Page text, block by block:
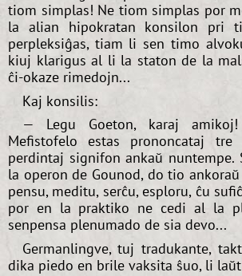
tiom simplas! Ne tiom simplas por
la alian hipokratan konsilon pri
perpleksiĝas, tiam li sen timo
kiuj klarigus al li la staton de la
ĉi-okaze rimedojn...
Kaj konsilis:
— Legu Goeton, karaj
Mefistofelo estas prononcataj
perdintaj signifon ankaŭ
la operon de Gounod, do tio
pensu, meditu, serĉu, esploru, ĉu
por en la praktiko ne cedi al la
senpensa plenumado de sia devo...
Germanlingve, tuj tradukante,
dika piedo en brile vaksita ŝuo, li